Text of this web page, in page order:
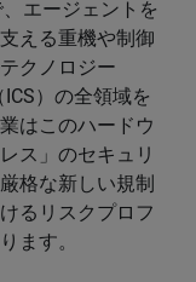
、エージェントを
える重機や制御
クノロジー
）の全領域を
はこのハードウ
ス」のセキュリ
格な新しい規制
るリスクプロフ
ます。